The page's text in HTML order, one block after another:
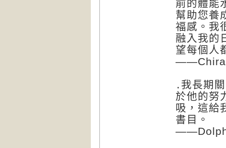
前的體能
幫助您養
福感。我
融入我的
望每個人
․我長期
於他的努
吸，這給
書目。